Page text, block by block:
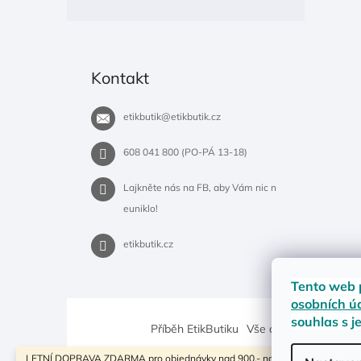
Tento web
osobních
souhlas s
LETNÍ DOPRAVA ZDARMA pro objednávky nad 900,- na pobočky Zásilkovny.
Kontakt
etikbutik@etikbutik.cz
608 041 800 (PO-PÁ 13-18)
Lajkněte nás na FB, aby Vám nic n
euniklo!
etikbutik.cz
Příběh EtikButiku Vše o nákupu